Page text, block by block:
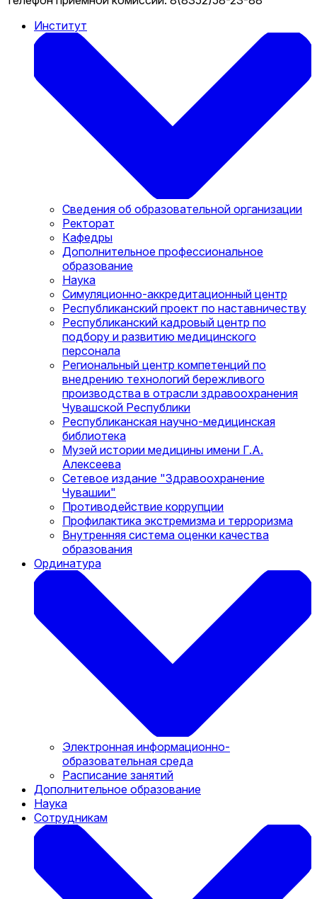
Институт
Сведения об образовательной организации
Ректорат
Кафедры
Дополнительное профессиональное
образование
Наука
Симуляционно-аккредитационный центр
Республиканский проект по наставничеству
Республиканский кадровый центр по
подбору и развитию медицинского
персонала
Региональный центр компетенций по
внедрению технологий бережливого
производства в отрасли здравоохранения
Чувашской Республики
Республиканская научно-медицинская
библиотека
Музей истории медицины имени Г.А.
Алексеева
Сетевое издание "Здравоохранение
Чувашии"
Противодействие коррупции
Профилактика экстремизма и терроризма
Внутренняя система оценки качества
образования
Ординатура
Электронная информационно-
образовательная среда
Расписание занятий
Дополнительное образование
Наука
Сотрудникам